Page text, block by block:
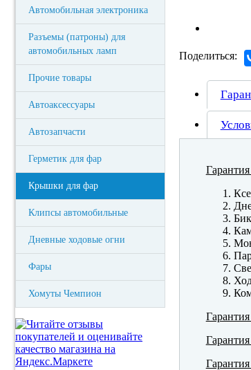
Автомобильная электроника
Разъемы (патроны) для
автомобильных ламп
Прочие товары
Автоаксессуары
Автозапчасти
Герметик для фар
Крышки для фар
Клипсы автомобильные
Дневные ходовые огни
Фары
Хомуты Чемпион
Поделиться: